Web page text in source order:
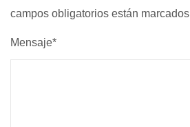
campos obligatorios están marcados
Mensaje*